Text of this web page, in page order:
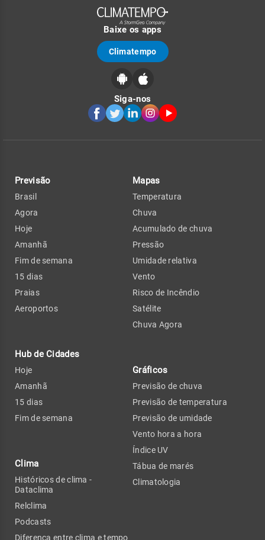
Baixe os apps
Climatempo
Siga-nos
Previsão
Brasil
Agora
Hoje
Amanhã
Fim de semana
15 dias
Praias
Aeroportos
Hub de Cidades
Hoje
Amanhã
15 dias
Fim de semana
Clima
Históricos de clima -
Dataclima
Relclima
Podcasts
Diferença entre clima e tempo
Mapas
Temperatura
Chuva
Acumulado de chuva
Pressão
Umidade relativa
Vento
Risco de Incêndio
Satélite
Chuva Agora
Gráficos
Previsão de chuva
Previsão de temperatura
Previsão de umidade
Vento hora a hora
Índice UV
Tábua de marés
Climatologia